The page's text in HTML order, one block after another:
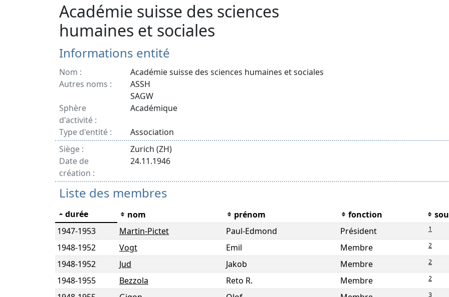
Académie suisse des sciences
humaines et sociales
Informations entité
Nom :
Académie suisse des sciences humaines et sociales
Autres noms :
ASSH
SAGW
Sphère
d'activité :
Académique
Type d'entité :
Association
Siège :
Zurich (ZH)
Date de
création :
24.11.1946
Liste des membres
durée nom prénom fonction
1947-1953 Martin-Pictet Paul-Edmond Président 1
1948-1952 Vogt Emil Membre 2
1948-1952 Jud Jakob Membre 2
1948-1955 Bezzola Reto R. Membre 2
3